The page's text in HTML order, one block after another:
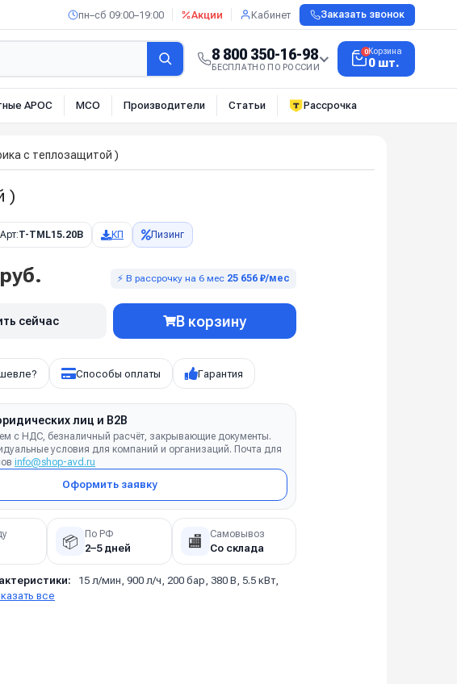
пн–сб 09:00–19:00 Акции Кабинет Заказать звонок
8 800 350-16-98
БЕСПЛАТНО ПО РОССИИ
0Корзина
0 шт.
АРОС МСО Производители Статьи Рассрочка
с теплозащитой )
)
Арт:T-TML15.20B КП Лизинг
⚡ В рассрочку на 6 мес 25 656 ₽/мес
сейчас В корзину
Способы оплаты Гарантия
лиц и B2B
с НДС, безналичный расчёт, закрывающие документы.
условия для компаний и организаций. Почта для
info@shop-avd.ru
Оформить заявку
📦 По РФ
2–5 дней 🏬 Самовывоз
Со склада
15 л/мин, 900 л/ч, 200 бар, 380 В, 5.5 кВт,
все